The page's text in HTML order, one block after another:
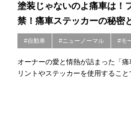
塗装じゃないのよ痛車は！
禁！痛車ステッカーの秘密
#自動車 #ニューノーマル #モ
オーナーの愛と情熱が詰まった「
リントやステッカーを使用すること